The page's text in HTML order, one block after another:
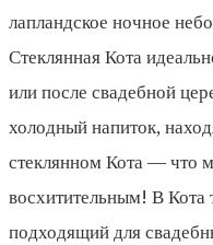
лапландское ночное
Стеклянная Кота
или после свадебной
холодный напиток,
стеклянном Кота — что
восхитительным! В Кота
подходящий для